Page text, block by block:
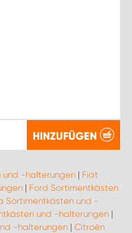
HINZUFÜGEN
und -halterungen| Fiat
| Ford Sortimentkästen
Sortimentkästen und -
und -halterungen|
-halterungen| Citroën